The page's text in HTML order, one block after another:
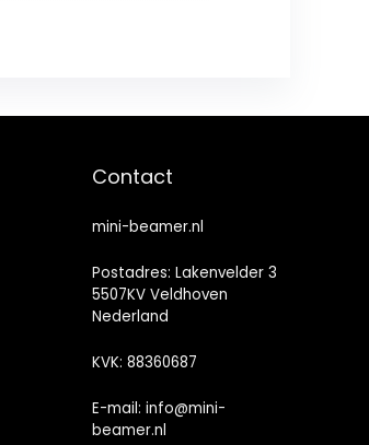
Contact
mini-beamer.nl
Postadres: Lakenvelder 3
5507KV Veldhoven
Nederland
KVK: 88360687
E-mail:info@mini-
beamer.nl